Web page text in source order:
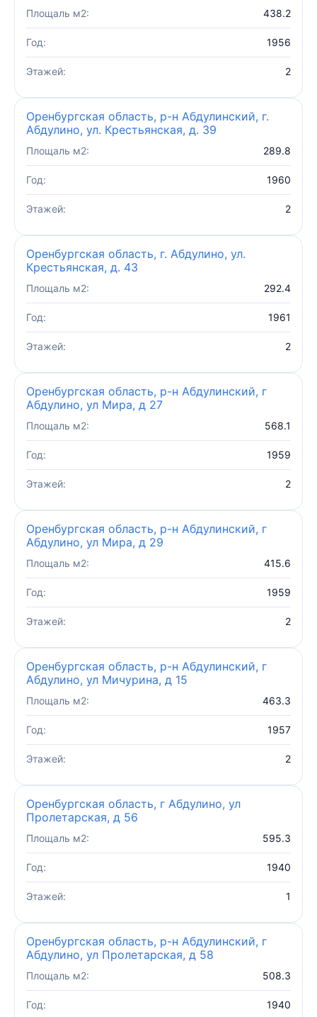
Площаль м2: 438.2
Год: 1956
Этажей: 2
Оренбургская область, р-н Абдулинский, г.
Абдулино, ул. Крестьянская, д. 39
Площаль м2: 289.8
Год: 1960
Этажей: 2
Оренбургская область, г. Абдулино, ул.
Крестьянская, д. 43
Площаль м2: 292.4
Год: 1961
Этажей: 2
Оренбургская область, р-н Абдулинский, г
Абдулино, ул Мира, д 27
Площаль м2: 568.1
Год: 1959
Этажей: 2
Оренбургская область, р-н Абдулинский, г
Абдулино, ул Мира, д 29
Площаль м2: 415.6
Год: 1959
Этажей: 2
Оренбургская область, р-н Абдулинский, г
Абдулино, ул Мичурина, д 15
Площаль м2: 463.3
Год: 1957
Этажей: 2
Оренбургская область, г Абдулино, ул
Пролетарская, д 56
Площаль м2: 595.3
Год: 1940
Этажей: 1
Оренбургская область, р-н Абдулинский, г
Абдулино, ул Пролетарская, д 58
Площаль м2: 508.3
Год: 1940